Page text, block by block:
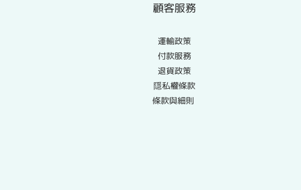
顧客服務
運輸政策
付款服務
退貨政策
隱私權條款
條款與細則